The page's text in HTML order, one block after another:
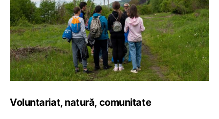
Voluntariat, natură, comunitate